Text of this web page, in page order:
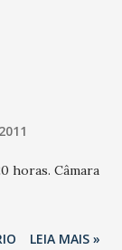
horas. Câmara
LEIA MAIS »